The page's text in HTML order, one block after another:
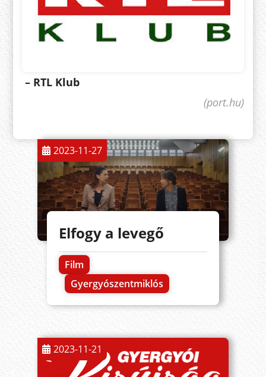
– RTL Klub
(port.hu)
2023-11-27
Elfogy a levegő
Film
Gyergyószentmiklós
2023-11-21